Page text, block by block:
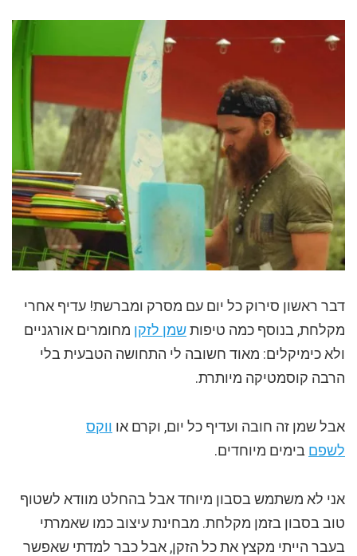
דבר ראשון סירוק כל יום עם מסרק ומברשת! עדיף אחרי
מקלחת, בנוסף כמה טיפותשמן לזקן מחומרים אורגניים
ולא כימיקלים: מאוד חשובה לי התחושה הטבעית בלי
הרבה קוסמטיקה מיותרת.
אבל שמן זה חובה ועדיף כל יום, וקרם או ווקס
לשפם בימים מיוחדים.
אני לא משתמש בסבון מיוחד אבל בהחלט מוודא לשטוף
טוב בסבון בזמן מקלחת. מבחינת עיצוב כמו שאמרתי
בעבר הייתי מקצץ את כל הזקן, אבל כבר למדתי שאפשר